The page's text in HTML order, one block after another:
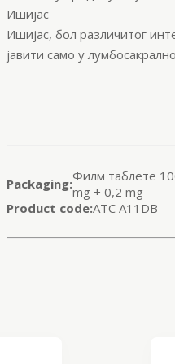
Ишијас
Ишијас, бол различитог
јавити само у
Packaging:Филм таблете
mg + 0,2 mg
Product code:ATC A11DB